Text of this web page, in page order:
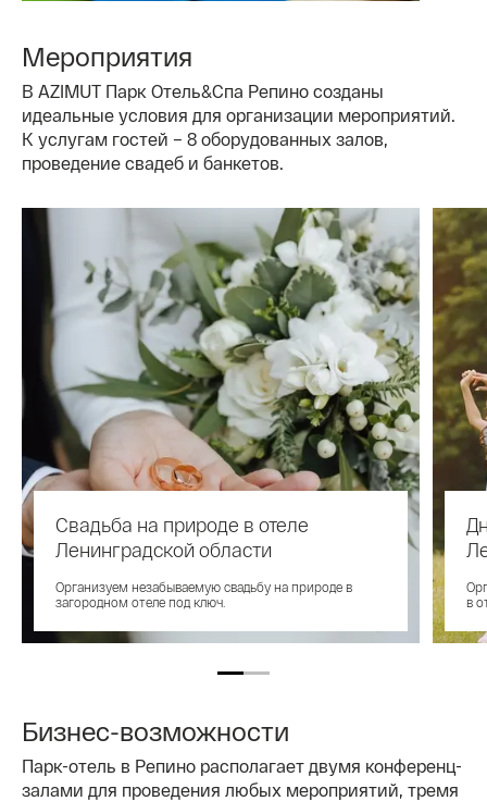
Мероприятия
В AZIMUT Парк Отель&Спа Репино созданы
идеальные условия для организации мероприятий.
К услугам гостей – 8 оборудованных залов,
проведение свадеб и банкетов.
Свадьба на природе в отеле
Ленинградской области
Организуем незабываемую свадьбу на природе в
загородном отеле под ключ.
в
Бизнес-возможности
Парк-отель в Репино располагает двумя конференц-
залами для проведения любых мероприятий, тремя